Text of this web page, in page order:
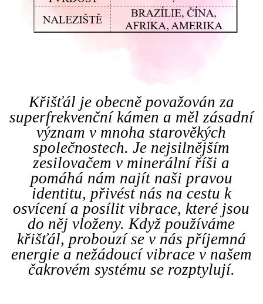
Křišťál je obecně považován za
superfrekvenční kámen a měl zásadní
význam v mnoha starověkých
společnostech. Je nejsilnějším
zesilovačem v minerální říši a
pomáhá nám najít naši pravou
identitu, přivést nás na cestu k
osvícení a posílit vibrace, které jsou
do něj vloženy. Když používáme
křišťál, probouzí se v nás příjemná
energie a nežádoucí vibrace v našem
čakrovém systému se rozptylují.